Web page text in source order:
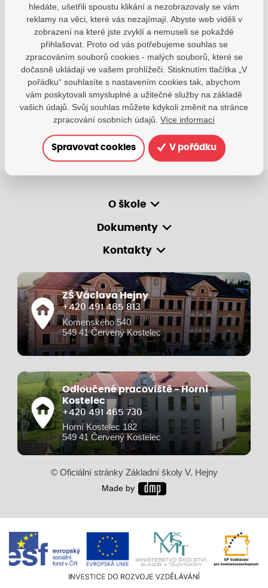
Jsme tu pro Vaše děti.
Jsme k dispozici, pokud potřebujete pomoci.
zsvhejny@zsvhejny.cz
+420 491 465 813
po-pá: 7:30 - 15:30 hod.
O škole
Dokumenty
Kontakty
ZŠ Václava Hejny
+420 491 465 813
Komenského 540
549 41 Červený Kostelec
Odloučené pracoviště - Horní
Kostelec
+420 491 465 730
Horní Kostelec 182
549 41 Červený Kostelec
© Oficiální stránky Základní školy V. Hejny
Made by
hledáte, ušetřili spoustu klikání a nezobrazovaly se vám
reklamy na věci, které vás nezajímají. Abyste web viděli v
zobrazení na které jste zvyklí a nemuseli se pokaždé
přihlašovat. Proto od vás potřebujeme souhlas se
zpracováním souborů cookies - malých souborů, které se
dočasně ukládají ve vašem prohlížeči. Stisknutím tlačítka „V
pořádku“ souhlasíte s nastavením cookies tak, abychom
vám poskytovali smysluplné a užitečné služby na základě
vašich údajů. Svůj souhlas můžete kdykoli změnit na stránce
zpracování osobních údajů. Více informací
Spravovat cookies V pořádku